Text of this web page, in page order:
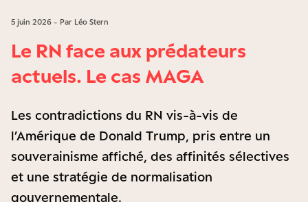
5 juin 2026 - Par Léo Stern
Le RN face aux prédateurs
actuels. Le cas MAGA
Les contradictions du RN vis-à-vis de
l’Amérique de Donald Trump, pris entre un
souverainisme affiché, des affinités sélectives
et une stratégie de normalisation
gouvernementale.